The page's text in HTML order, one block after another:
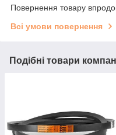
Повернення товару
Всі умови повернення
Подібні товари